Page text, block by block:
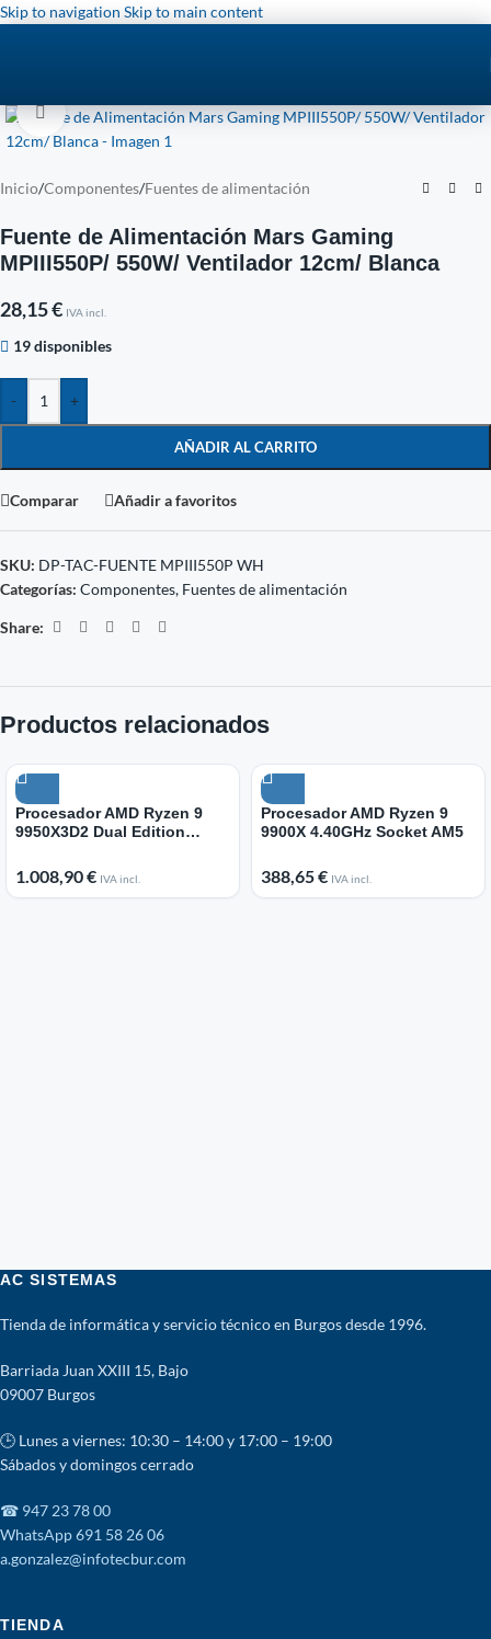
Skip to navigation Skip to main content
Click to enlarge
Inicio/Componentes/Fuentes de alimentación
Fuente de Alimentación Mars Gaming
MPIII550P/ 550W/ Ventilador 12cm/ Blanca
28,15€ IVA incl.
19 disponibles
- +
AÑADIR AL CARRITO
Comparar Añadir a favoritos
SKU: DP-TAC-FUENTE MPIII550P WH
Categorías: Componentes, Fuentes de alimentación
Share:
Productos relacionados
Procesador AMD Ryzen 9
9950X3D2 Dual Edition
1.008,90€ IVA incl.
Procesador AMD Ryzen 9
9900X 4.40GHz Socket AM5
388,65€ IVA incl.
AC SISTEMAS
Tienda de informática y servicio técnico en Burgos desde 1996.
Barriada Juan XXIII 15, Bajo
09007 Burgos
🕒 Lunes a viernes: 10:30 – 14:00 y 17:00 – 19:00
Sábados y domingos cerrado
☎ 947 23 78 00
WhatsApp 691 58 26 06
a.gonzalez@infotecbur.com
TIENDA